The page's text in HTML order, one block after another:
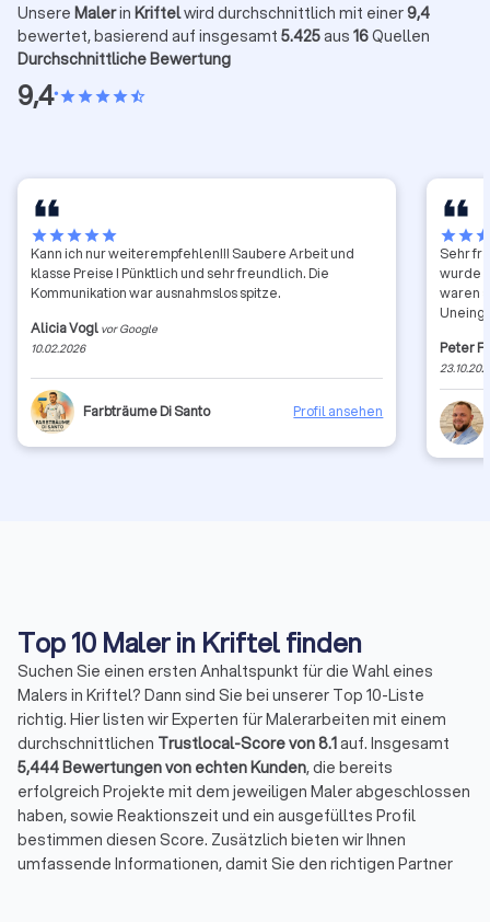
Unsere Malerin Kriftelwird durchschnittlich mit einer9,4
bewertet, basierend auf insgesamt 5.425aus 16Quellen
Durchschnittliche Bewertung
9,4•starstarstarstarstar_half
starstarstarstarstar
Kann ich nur weiterempfehlen!!! Saubere Arbeit und
klasse Preise ! Pünktlich und sehr freundlich. Die
Kommunikation war ausnahmslos spitze.
Alicia Vogl vor Google
10.02.2026
Farbträume Di Santo Profil ansehen
starstar
Sehr
wurde
waren
Peter
Top 10 Maler in Kriftel finden
Suchen Sie einen ersten Anhaltspunkt für die Wahl eines
Malers in Kriftel? Dann sind Sie bei unserer Top 10-Liste
richtig. Hier listen wir Experten für Malerarbeiten mit einem
durchschnittlichen Trustlocal-Score von 8.1auf. Insgesamt
5,444 Bewertungen von echten Kunden, die bereits
erfolgreich Projekte mit dem jeweiligen Maler abgeschlossen
haben, sowie Reaktionszeit und ein ausgefülltes Profil
bestimmen diesen Score. Zusätzlich bieten wir Ihnen
umfassende Informationen, damit Sie den richtigen Partner